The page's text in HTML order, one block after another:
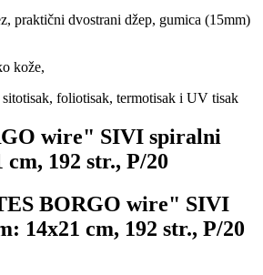
praktični dvostrani džep, gumica (15mm)
kože,
sitotisak, foliotisak, termotisak i UV tisak
wire" SIVI spiralni
192 str., P/20
BORGO wire" SIVI
14x21 cm, 192 str., P/20